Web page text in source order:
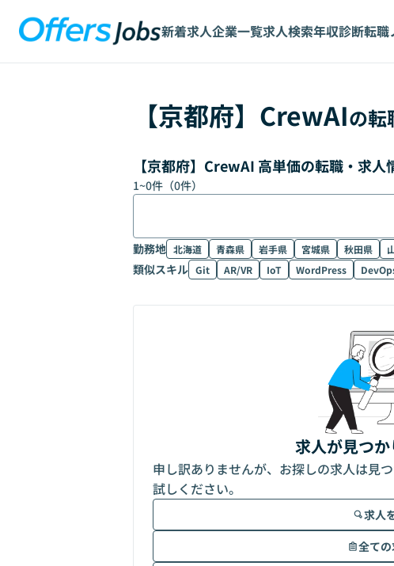
新着求人企業一覧求人検索年収診断転職
【京都府】 CrewAIの転
【京都府】CrewAI 高単価の転職・求人
1~0件（0件）
勤務地 北海道 青森県 岩手県 宮城県 秋田県
類似スキル Git AR/VR IoT WordPress
求人が見つ
申し訳ありませんが、お探しの求人は見
試しください。
求人
全て